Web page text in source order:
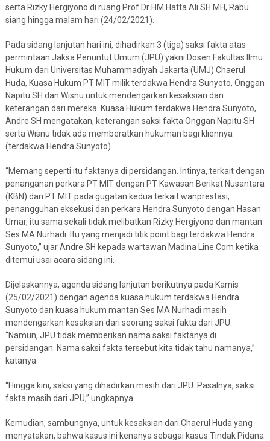
serta Rizky Hergiyono di ruang Prof Dr HM Hatta Ali SH MH, Rabu
siang hingga malam hari (24/02/2021).
Pada sidang lanjutan hari ini, dihadirkan 3 (tiga) saksi fakta atas
permintaan Jaksa Penuntut Umum (JPU) yakni Dosen Fakultas Ilmu
Hukum dari Universitas Muhammadiyah Jakarta (UMJ) Chaerul
Huda, Kuasa Hukum PT MIT milik terdakwa Hendra Sunyoto, Onggan
Napitu SH dan Wisnu untuk mendengarkan kesaksian dan
keterangan dari mereka. Kuasa Hukum terdakwa Hendra Sunyoto,
Andre SH mengatakan, keterangan saksi fakta Onggan Napitu SH
serta Wisnu tidak ada memberatkan hukuman bagi kliennya
(terdakwa Hendra Sunyoto).
“Memang seperti itu faktanya di persidangan. Intinya, terkait dengan
penanganan perkara PT MIT dengan PT Kawasan Berikat Nusantara
(KBN) dan PT MIT pada gugatan kedua terkait wanprestasi,
penangguhan eksekusi dan perkara Hendra Sunyoto dengan Hasan
Umar, itu sama sekali tidak melibatkan Rizky Hergiyono dan mantan
Ses MA Nurhadi. Itu yang menjadi titik point bagi terdakwa Hendra
Sunyoto,” ujar Andre SH kepada wartawan Madina Line.Com ketika
ditemui usai acara sidang ini.
Dijelaskannya, agenda sidang lanjutan berikutnya pada Kamis
(25/02/2021) dengan agenda kuasa hukum terdakwa Hendra
Sunyoto dan kuasa hukum mantan Ses MA Nurhadi masih
mendengarkan kesaksian dari seorang saksi fakta dari JPU.
“Namun, JPU tidak memberikan nama saksi faktanya di
persidangan. Nama saksi fakta tersebut kita tidak tahu namanya,”
katanya.
“Hingga kini, saksi yang dihadirkan masih dari JPU. Pasalnya, saksi
fakta masih dari JPU,” ungkapnya.
Kemudian, sambungnya, untuk kesaksian dari Chaerul Huda yang
menyatakan, bahwa kasus ini kenanya sebagai kasus Tindak Pidana